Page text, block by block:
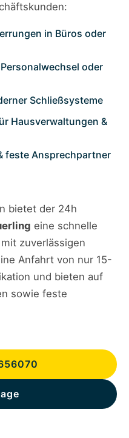
in Büros oder
oder
Schließsysteme
Hausverwaltungen &
feste Ansprechpartner
bietet der 24h
eine schnelle
zuverlässigen
Anfahrt von nur 15-
und bieten auf
sowie feste